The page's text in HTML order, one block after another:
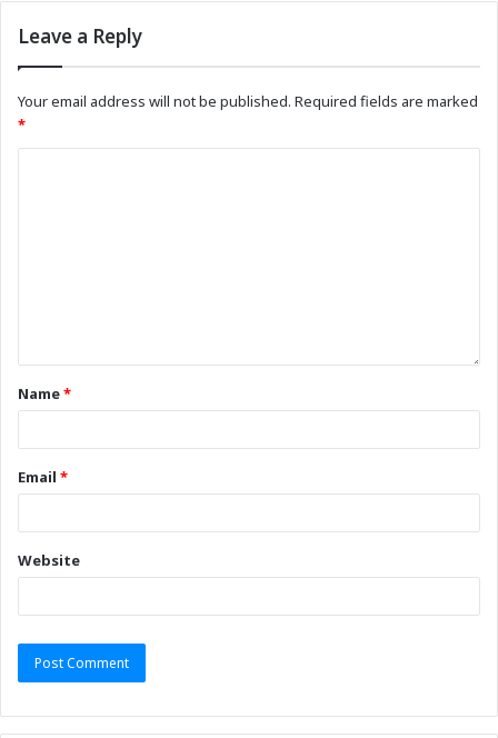
Leave a Reply
Your email address will not be published. Required fields are marked
*
Name*
Email *
Website